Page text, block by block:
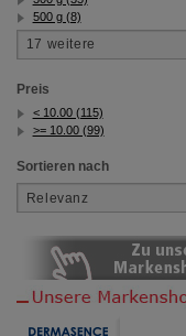
500 g (8)
Preis
< 10.00 (115)
>= 10.00 (99)
Sortieren nach